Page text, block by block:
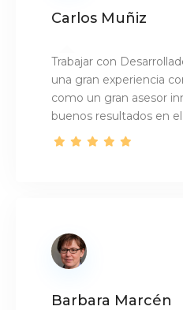
Carlos Muñiz
Trabajar con
una gran experiencia
como un gran asesor
buenos resultados en
Barbara Marcén